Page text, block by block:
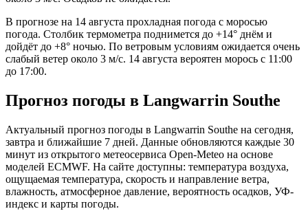
В прогнозе на 14 августа прохладная погода с моросью
погода. Столбик термометра поднимется до +14° днём и
дойдёт до +8° ночью. По ветровым условиям ожидается очень
слабый ветер около 3 м/с. 14 августа вероятен морось с 11:00
до 17:00.
Прогноз погоды в Langwarrin Southе
Актуальный прогноз погоды в Langwarrin Southе на сегодня,
завтра и ближайшие 7 дней. Данные обновляются каждые 30
минут из открытого метеосервиса Open-Meteo на основе
моделей ECMWF. На сайте доступны: температура воздуха,
ощущаемая температура, скорость и направление ветра,
влажность, атмосферное давление, вероятность осадков, УФ-
индекс и карты погоды.